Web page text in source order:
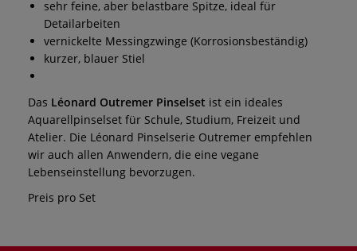
sehr feine, aber belastbare Spitze, ideal für
Detailarbeiten
vernickelte Messingzwinge (Korrosionsbeständig)
kurzer, blauer Stiel
Das Léonard Outremer Pinselset ist ein ideales
Aquarellpinselset für Schule, Studium, Freizeit und
Atelier. Die Léonard Pinselserie Outremer empfehlen
wir auch allen Anwendern, die eine vegane
Lebenseinstellung bevorzugen.
Preis pro Set